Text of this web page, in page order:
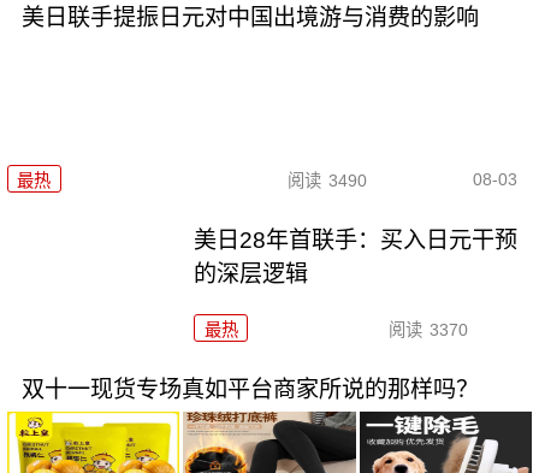
美日联手提振日元对中国出境游与消费的影响
最热 阅读 3490 08-03
美日28年首联手：买入日元干预
的深层逻辑
最热 阅读 3370
双十一现货专场真如平台商家所说的那样吗？